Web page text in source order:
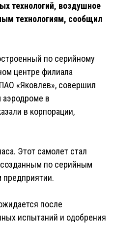
технологий, воздушное
технологиям, сообщил
по серийному
центре филиала
«Яковлев», совершил
аэродроме в
в корпорации,
Этот самолет стал
по серийным
предприятии.
после
испытаний и одобрения